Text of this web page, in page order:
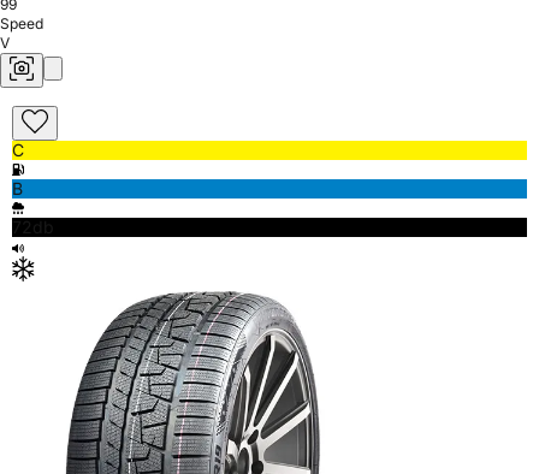
99
Speed
V
C
B
72db